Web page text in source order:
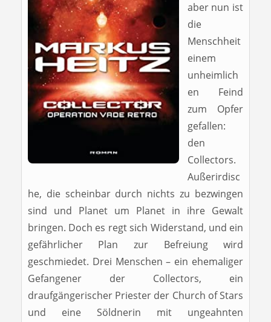
aber nun ist
die
Menschheit
einem
unheimlich
en Feind
zum Opfer
gefallen:
den
Collectors.
Außerirdisc
he, die scheinbar durch nichts zu bezwingen
sind und Planet um Planet in ihre Gewalt
bringen. Doch es regt sich Widerstand, und ein
gefährlicher Plan zur Befreiung wird
geschmiedet. Drei Menschen – ein ehemaliger
Gefangener der Collectors, ein
draufgängerischer Priester der Church of Stars
und eine Söldnerin mit ungeahnten